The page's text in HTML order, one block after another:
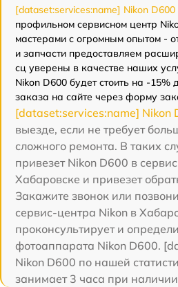
[dataset:services:name] Nikon D600
профильном сервисном центр
мастерами с огромным опытом -
и запчасти предоставляем
сц уверены в качестве наших
Nikon D600 будет стоить на -
заказа на сайте через форму
[dataset:services:name] Nikon
выезде, если не требует
сложного ремонта. В таких
привезет Nikon D600 в
Хабаровске и привезет
Закажите звонок или
сервис-центра Nikon в
проконсультирует и
фотоаппарата Nikon D600.
Nikon D600 по нашей
занимает 3 часа при